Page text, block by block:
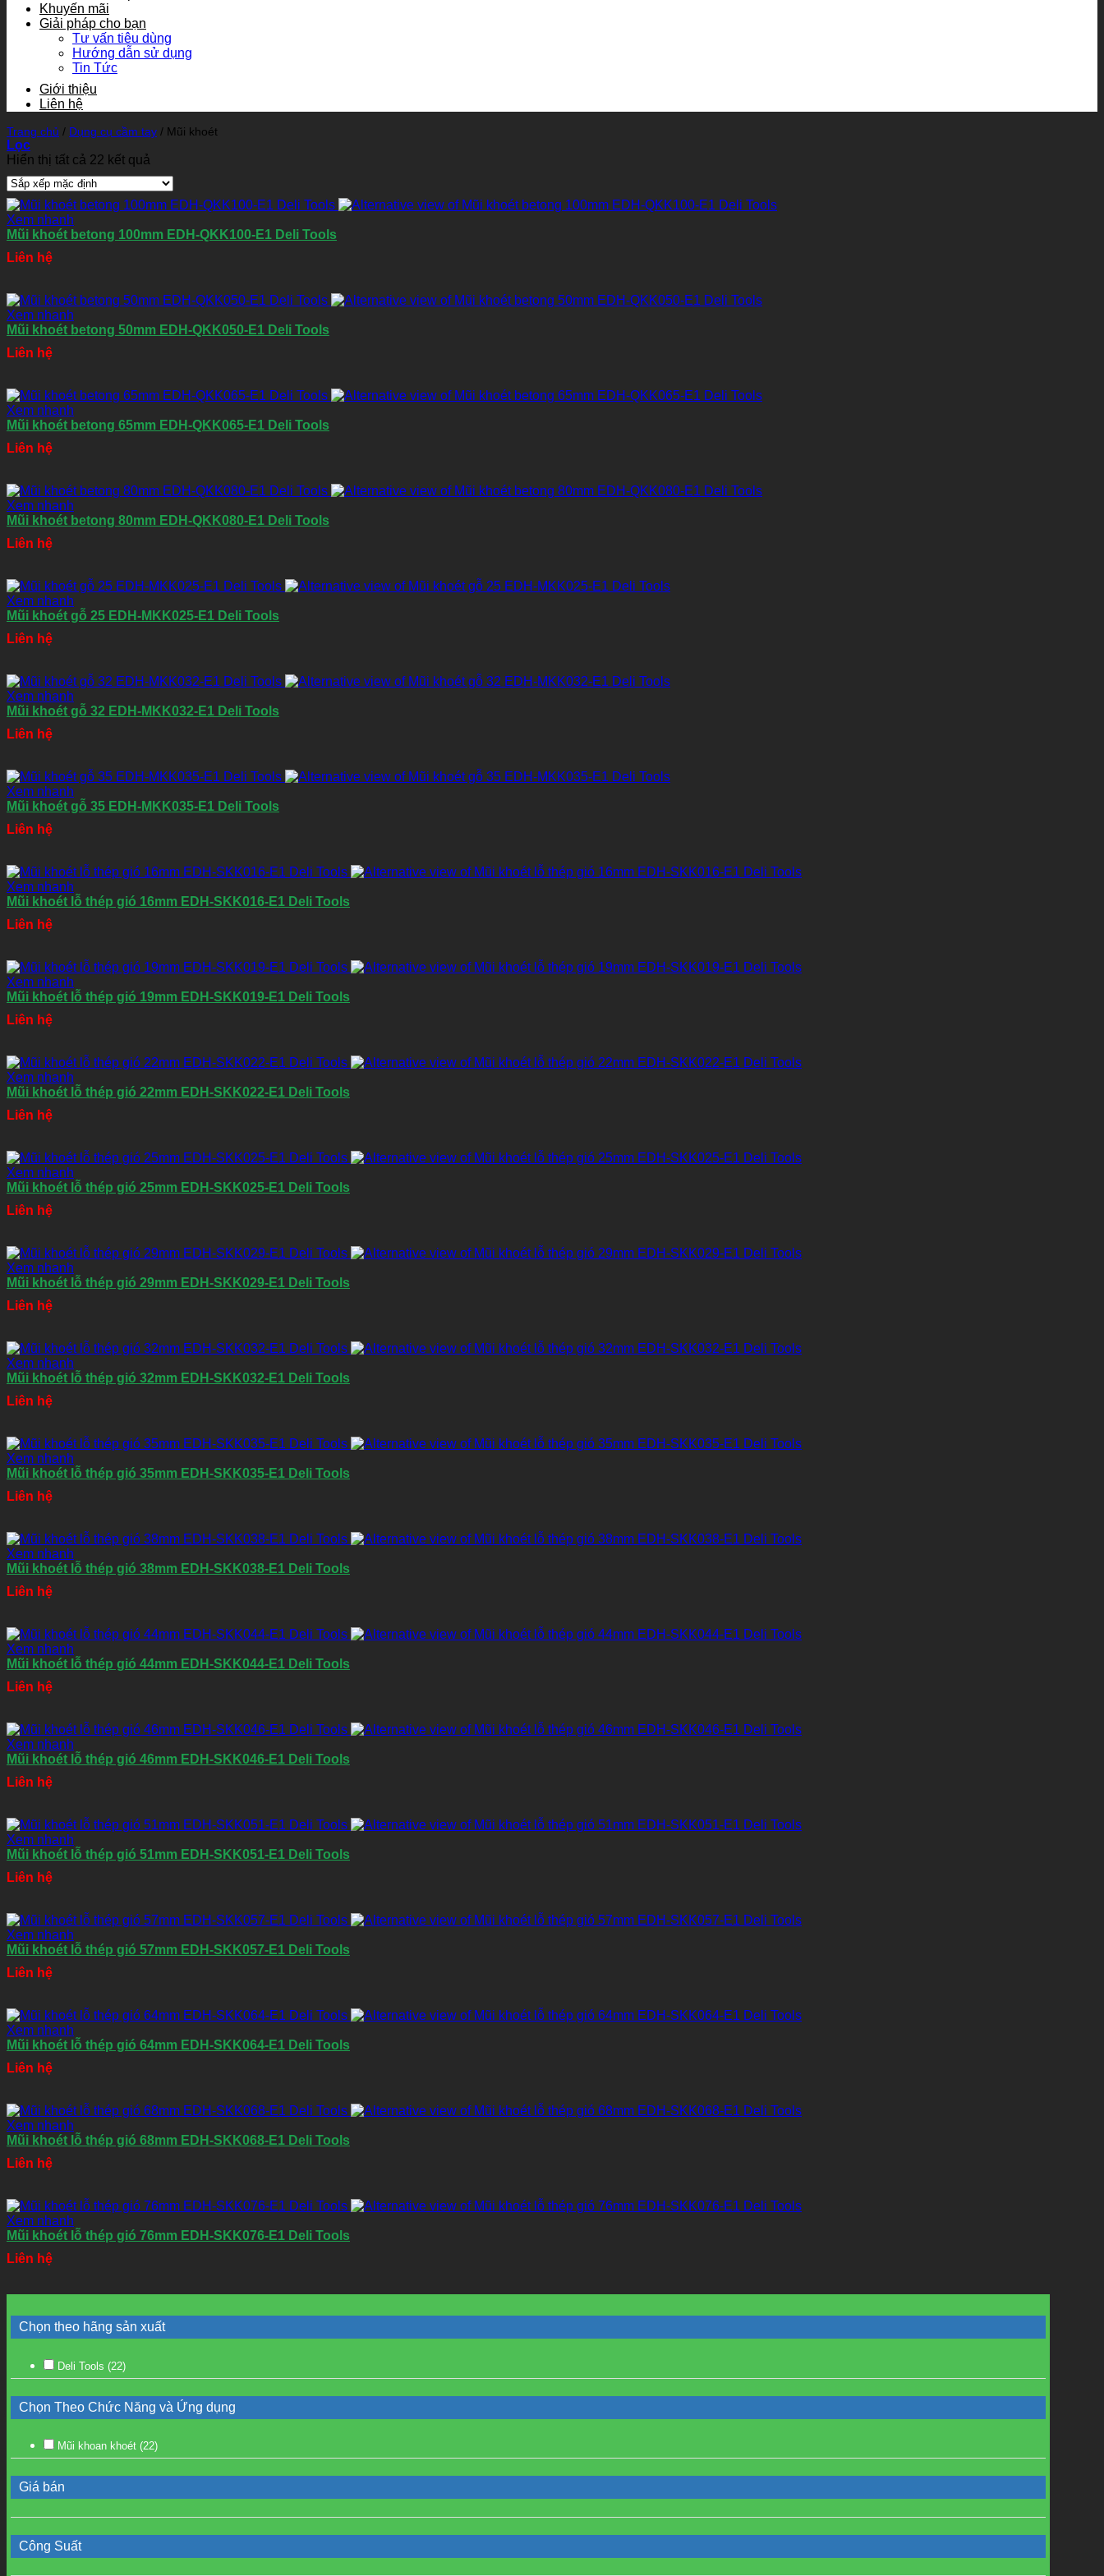
Khuyến mãi
Giải pháp cho bạn
Tư vấn tiêu dùng
Hướng dẫn sử dụng
Tin Tức
Giới thiệu
Liên hệ
Trang chủ / Dụng cụ cầm tay / Mũi khoét
Lọc
Hiển thị tất cả 22 kết quả
Xem nhanh
Mũi khoét betong 100mm EDH-QKK100-E1 Deli Tools
Liên hệ
Xem nhanh
Mũi khoét betong 50mm EDH-QKK050-E1 Deli Tools
Liên hệ
Xem nhanh
Mũi khoét betong 65mm EDH-QKK065-E1 Deli Tools
Liên hệ
Xem nhanh
Mũi khoét betong 80mm EDH-QKK080-E1 Deli Tools
Liên hệ
Xem nhanh
Mũi khoét gỗ 25 EDH-MKK025-E1 Deli Tools
Liên hệ
Xem nhanh
Mũi khoét gỗ 32 EDH-MKK032-E1 Deli Tools
Liên hệ
Xem nhanh
Mũi khoét gỗ 35 EDH-MKK035-E1 Deli Tools
Liên hệ
Xem nhanh
Mũi khoét lỗ thép gió 16mm EDH-SKK016-E1 Deli Tools
Liên hệ
Xem nhanh
Mũi khoét lỗ thép gió 19mm EDH-SKK019-E1 Deli Tools
Liên hệ
Xem nhanh
Mũi khoét lỗ thép gió 22mm EDH-SKK022-E1 Deli Tools
Liên hệ
Xem nhanh
Mũi khoét lỗ thép gió 25mm EDH-SKK025-E1 Deli Tools
Liên hệ
Xem nhanh
Mũi khoét lỗ thép gió 29mm EDH-SKK029-E1 Deli Tools
Liên hệ
Xem nhanh
Mũi khoét lỗ thép gió 32mm EDH-SKK032-E1 Deli Tools
Liên hệ
Xem nhanh
Mũi khoét lỗ thép gió 35mm EDH-SKK035-E1 Deli Tools
Liên hệ
Xem nhanh
Mũi khoét lỗ thép gió 38mm EDH-SKK038-E1 Deli Tools
Liên hệ
Xem nhanh
Mũi khoét lỗ thép gió 44mm EDH-SKK044-E1 Deli Tools
Liên hệ
Xem nhanh
Mũi khoét lỗ thép gió 46mm EDH-SKK046-E1 Deli Tools
Liên hệ
Xem nhanh
Mũi khoét lỗ thép gió 51mm EDH-SKK051-E1 Deli Tools
Liên hệ
Xem nhanh
Mũi khoét lỗ thép gió 57mm EDH-SKK057-E1 Deli Tools
Liên hệ
Xem nhanh
Mũi khoét lỗ thép gió 64mm EDH-SKK064-E1 Deli Tools
Liên hệ
Xem nhanh
Mũi khoét lỗ thép gió 68mm EDH-SKK068-E1 Deli Tools
Liên hệ
Xem nhanh
Mũi khoét lỗ thép gió 76mm EDH-SKK076-E1 Deli Tools
Liên hệ
Chọn theo hãng sản xuất
Deli Tools (22)
Chọn Theo Chức Năng và Ứng dụng
Mũi khoan khoét (22)
Giá bán
Công Suất